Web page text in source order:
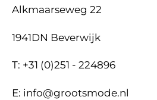
Alkmaarseweg 22
1941DN Beverwijk
T: +31 (0)251 - 224896
E: info@grootsmode.nl